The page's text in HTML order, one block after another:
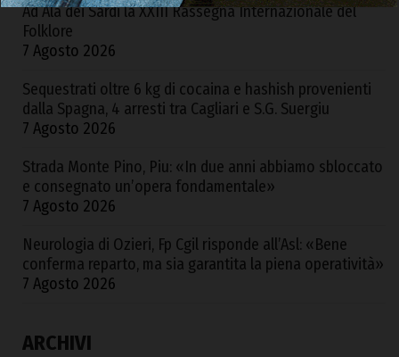
Ad Alà dei Sardi la XXIII Rassegna Internazionale del
Folklore
7 Agosto 2026
Sequestrati oltre 6 kg di cocaina e hashish provenienti
dalla Spagna, 4 arresti tra Cagliari e S.G. Suergiu
7 Agosto 2026
Strada Monte Pino, Piu: «In due anni abbiamo sbloccato
e consegnato un’opera fondamentale»
7 Agosto 2026
Neurologia di Ozieri, Fp Cgil risponde all’Asl: «Bene
conferma reparto, ma sia garantita la piena operatività»
7 Agosto 2026
ARCHIVI